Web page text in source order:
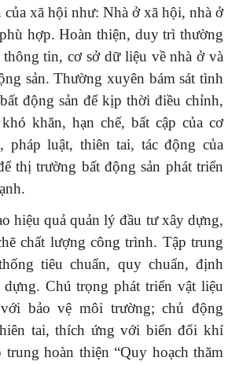
xã hội như: Nhà ở xã hội, nhà ở
hợp. Hoàn thiện, duy trì thường
tin, cơ sở dữ liệu về nhà ở và
sản. Thường xuyên bám sát tình
động sản để kịp thời điều chỉnh,
khăn, hạn chế, bất cập của cơ
pháp luật, thiên tai, tác động của
thị trường bất động sản phát triển
hiệu quả quản lý đầu tư xây dựng,
chất lượng công trình. Tập trung
tiêu chuẩn, quy chuẩn, định
Chú trọng phát triển vật liệu
bảo vệ môi trường; chủ động
tai, thích ứng với biến đổi khí
trung hoàn thiện “Quy hoạch thăm